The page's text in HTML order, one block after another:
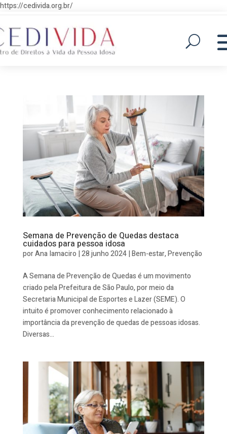
https://cedivida.org.br/
Semana de Prevenção de Quedas destaca
cuidados para pessoa idosa
porAna Iamaciro |28 junho 2024|Bem-estar,Prevenção
A Semana de Prevenção de Quedas é um movimento
criado pela Prefeitura de São Paulo, por meio da
Secretaria Municipal de Esportes e Lazer (SEME). O
intuito é promover conhecimento relacionado à
importância da prevenção de quedas de pessoas idosas.
Diversas...